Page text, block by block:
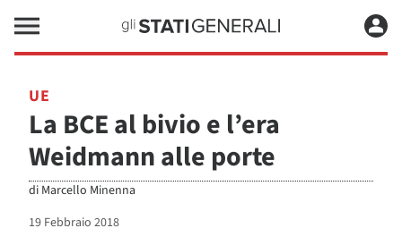
UE
La BCE al bivio e l’era
Weidmann alle porte
di Marcello Minenna
19 Febbraio 2018